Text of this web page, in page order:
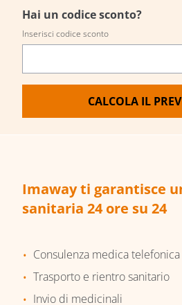
Hai un codice sconto?
Inserisci codice sconto
CALCOLA IL
Imaway ti garantisce
sanitaria 24 ore su 24
Consulenza medica telefonica
Trasporto e rientro sanitario
Invio di medicinali